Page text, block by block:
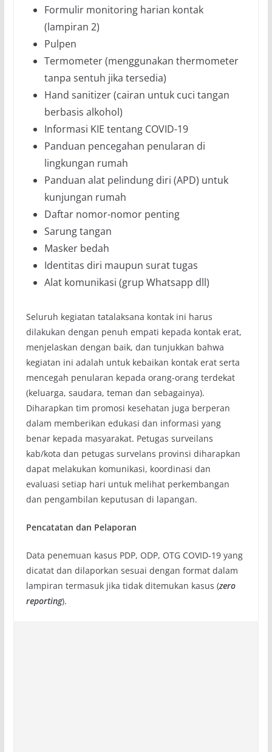
Formulir monitoring harian kontak
(lampiran 2)
Pulpen
Termometer (menggunakan thermometer
tanpa sentuh jika tersedia)
Hand sanitizer (cairan untuk cuci tangan
berbasis alkohol)
Informasi KIE tentang COVID-19
Panduan pencegahan penularan di
lingkungan rumah
Panduan alat pelindung diri (APD) untuk
kunjungan rumah
Daftar nomor-nomor penting
Sarung tangan
Masker bedah
Identitas diri maupun surat tugas
Alat komunikasi (grup Whatsapp dll)
Seluruh kegiatan tatalaksana kontak ini harus
dilakukan dengan penuh empati kepada kontak erat,
menjelaskan dengan baik, dan tunjukkan bahwa
kegiatan ini adalah untuk kebaikan kontak erat serta
mencegah penularan kepada orang-orang terdekat
(keluarga, saudara, teman dan sebagainya).
Diharapkan tim promosi kesehatan juga berperan
dalam memberikan edukasi dan informasi yang
benar kepada masyarakat. Petugas surveilans
kab/kota dan petugas survelans provinsi diharapkan
dapat melakukan komunikasi, koordinasi dan
evaluasi setiap hari untuk melihat perkembangan
dan pengambilan keputusan di lapangan.
Pencatatan dan Pelaporan
Data penemuan kasus PDP, ODP, OTG COVID-19 yang
dicatat dan dilaporkan sesuai dengan format dalam
lampiran termasuk jika tidak ditemukan kasus (zero
reporting).